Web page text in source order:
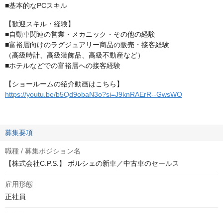
■基本的なPCスキル
【歓迎スキル・経験】
■自動車関連の営業・メカニック・その他の経験
■富裕層向けのラグジュアリー商品の販売・接客経験
（高級時計、高級装飾品、高級不動産など）
■ホテルなどでの富裕層への接客経験
【ショールームの紹介動画はこちら】
https://youtu.be/b5Qd9obaN3o?si=J9knRAErR--GwsWO
募集要項
職種 / 募集ポジション名
【株式会社C.P.S.】 ポルシェの新車／中古車のセールス
雇用形態
正社員